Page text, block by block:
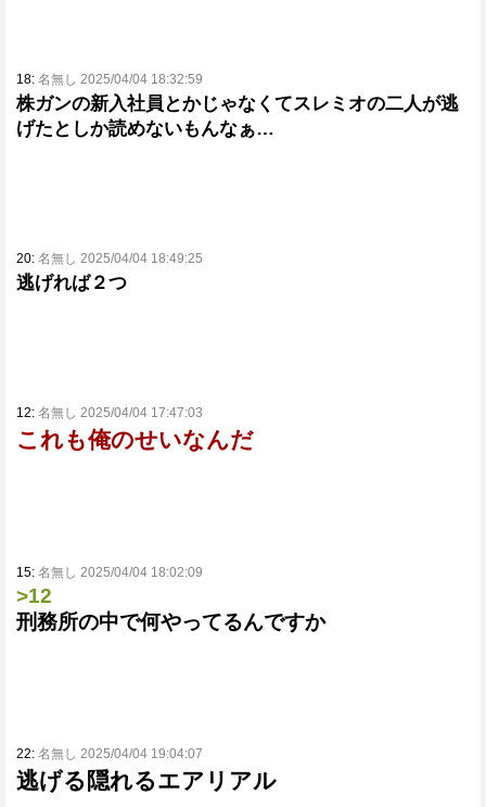
18: 名無し 2025/04/04 18:32:59
株ガンの新入社員とかじゃなくてスレミオの二人が逃
げたとしか読めないもんなぁ…
20: 名無し 2025/04/04 18:49:25
逃げれば２つ
12: 名無し 2025/04/04 17:47:03
これも俺のせいなんだ
15: 名無し 2025/04/04 18:02:09
>12
刑務所の中で何やってるんですか
22: 名無し 2025/04/04 19:04:07
逃げる隠れるエアリアル